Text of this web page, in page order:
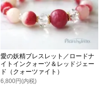
愛の妖精ブレスレット／ロードナ
イトインクォーツ＆レッドジェー
ド（クォーツァイト）
6,800円(内税)